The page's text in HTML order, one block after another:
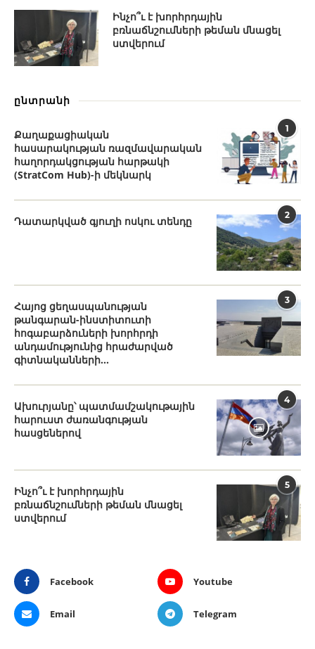
Ինչո՞ւ է խորհրդային
բռնաճնշումների թեման մնացել
ստվերում
ընտրանի
1
Քաղաքացիական
հասարակության ռազմավարական
հաղորդակցության հարթակի
(StratCom Hub)-ի մեկնարկ
2
Դատարկված գյուղի ոսկու տենդը
3
Հայոց ցեղասպանության
թանգարան-ինստիտուտի
հոգաբարձուների խորհրդի
անդամությունից հրաժարված
գիտնականների...
4
Ախուրյանը՝ պատմամշակութային
հարուստ ժառանգության
հասցեներով
5
Ինչո՞ւ է խորհրդային
բռնաճնշումների թեման մնացել
ստվերում
Facebook Youtube
Email Telegram